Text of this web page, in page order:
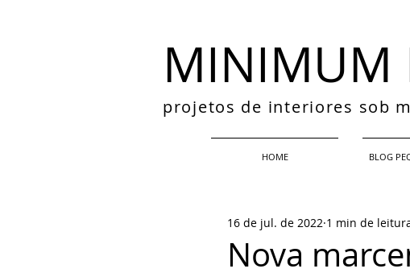
MINIMUM
projetos de interiores sob
HOME BLOG
Nova
16 de jul. de 2022 1 min de